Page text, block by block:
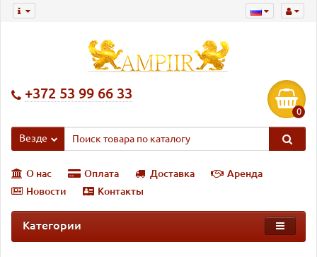
+372 53 99 66 33
0
Везде
О нас Оплата Доставка
Аренда
Новости
Контакты
Категории